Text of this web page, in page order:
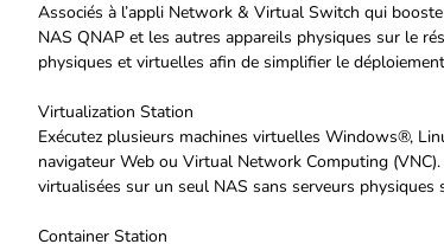
Associés à l’appli Network & Virtual Switch qui
NAS QNAP et les autres appareils physiques sur le
physiques et virtuelles afin de simplifier le
Virtualization Station
Exécutez plusieurs machines virtuelles Windows®,
navigateur Web ou Virtual Network Computing
virtualisées sur un seul NAS sans serveurs physiques
Container Station